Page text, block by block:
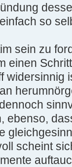
so
sein zu
einen
widersinnig
ebenso,
scheint